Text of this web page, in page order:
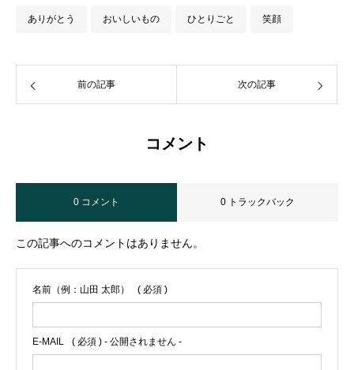
ありがとう おいしいもの ひとりごと 笑顔
前の記事 次の記事
コメント
0 コメント 0 トラックバック
この記事へのコメントはありません。
名前（例：山田 太郎） ( 必須 )
E-MAIL ( 必須 ) - 公開されません -